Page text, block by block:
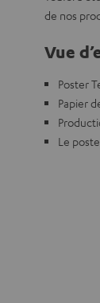
de nos
Vue
Poster
Papier
Le